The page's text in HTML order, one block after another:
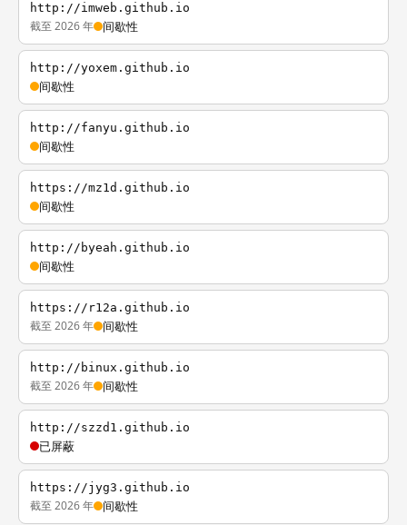
http://imweb.github.io
截至 2026 年 间歇性
http://yoxem.github.io
间歇性
http://fanyu.github.io
间歇性
https://mz1d.github.io
间歇性
http://byeah.github.io
间歇性
https://r12a.github.io
截至 2026 年 间歇性
http://binux.github.io
截至 2026 年 间歇性
http://szzd1.github.io
已屏蔽
https://jyg3.github.io
截至 2026 年 间歇性